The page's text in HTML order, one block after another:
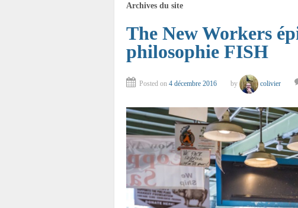
Archives du site
The New Workers
philosophie FISH
Posted on 4 décembre 2016 by colivier